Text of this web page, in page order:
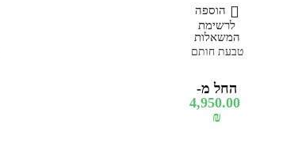
הוספה
לרשימת
המשאלות
טבעת חותם
החל מ-
4,950.00
₪